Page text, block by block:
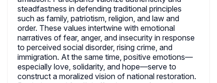
steadfastness in defending traditional principles
such as family, patriotism, religion, and law and
order. These values intertwine with emotional
narratives of fear, anger, and insecurity in response
to perceived social disorder, rising crime, and
immigration. At the same time, positive emotions—
especially love, solidarity, and hope—serve to
construct a moralized vision of national restoration.